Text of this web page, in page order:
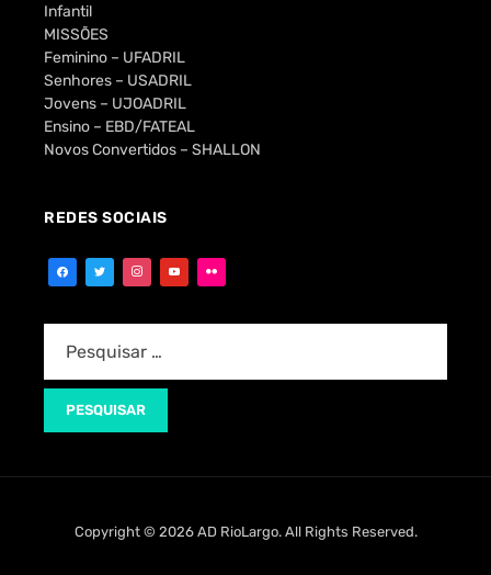
Infantil
MISSÕES
Feminino – UFADRIL
Senhores – USADRIL
Jovens – UJOADRIL
Ensino – EBD/FATEAL
Novos Convertidos – SHALLON
REDES SOCIAIS
Copyright © 2026 AD RioLargo. All Rights Reserved.